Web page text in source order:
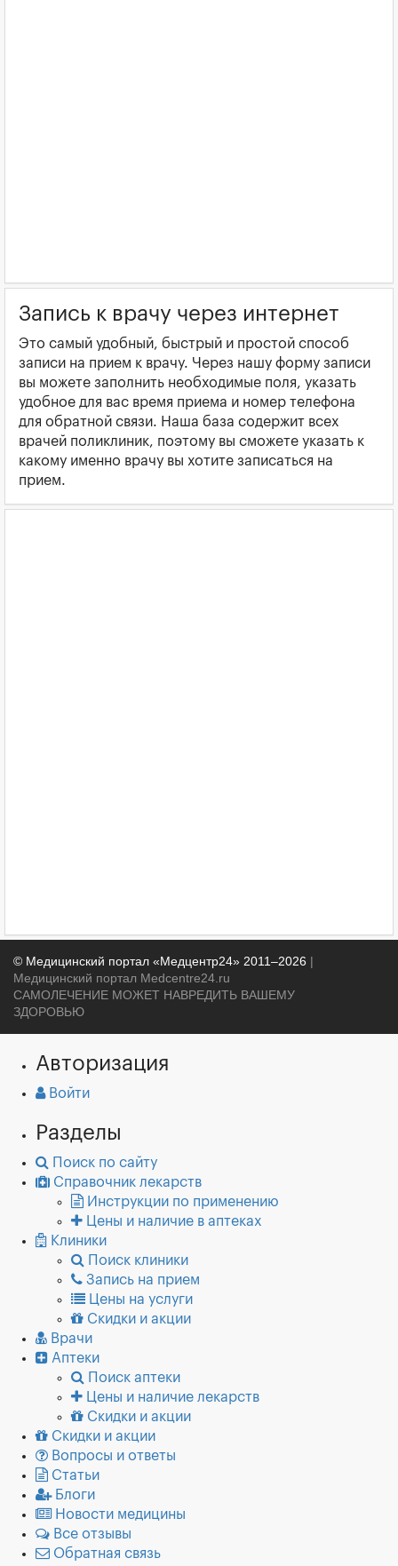
Запись к врачу через интернет
Это самый удобный, быстрый и простой способ
записи на прием к врачу. Через нашу форму записи
вы можете заполнить необходимые поля, указать
удобное для вас время приема и номер телефона
для обратной связи. Наша база содержит всех
врачей поликлиник, поэтому вы сможете указать к
какому именно врачу вы хотите записаться на
прием.
© Медицинский портал «Медцентр24» 2011–2026 |
Медицинский портал Medcentre24.ru
САМОЛЕЧЕНИЕ МОЖЕТ НАВРЕДИТЬ ВАШЕМУ
ЗДОРОВЬЮ
Авторизация
Войти
Разделы
Поиск по сайту
Справочник лекарств
Инструкции по применению
Цены и наличие в аптеках
Клиники
Поиск клиники
Запись на прием
Цены на услуги
Скидки и акции
Врачи
Аптеки
Поиск аптеки
Цены и наличие лекарств
Скидки и акции
Скидки и акции
Вопросы и ответы
Статьи
Блоги
Новости медицины
Все отзывы
Обратная связь